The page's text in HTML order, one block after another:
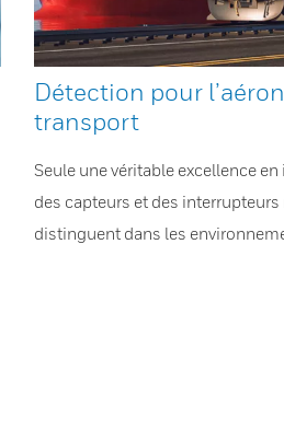
Détection pour
transport
Seule une véritable excellence
des capteurs et des
distinguent dans les